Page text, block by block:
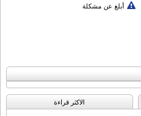
أبلغ عن مشكلة
الاکثر قراءة